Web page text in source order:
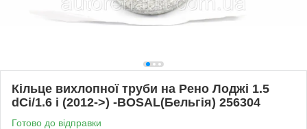
Кільце вихлопної труби на Рено Лоджі 1.5
dCi/1.6 i (2012->) -BOSAL(Бельгія) 256304
Готово до відправки